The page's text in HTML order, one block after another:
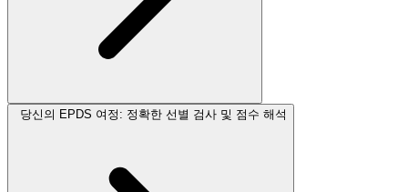
당신의 EPDS 여정: 정확한 선별 검사 및 점수 해석